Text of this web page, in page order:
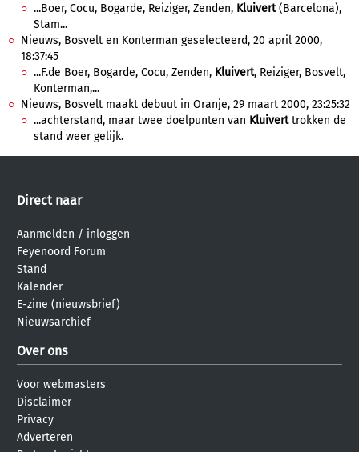
...Boer, Cocu, Bogarde, Reiziger, Zenden, Kluivert(Barcelona),
Stam...
Nieuws, Bosvelt en Konterman geselecteerd, 20 april 2000,
18:37:45
...F.de Boer, Bogarde, Cocu, Zenden, Kluivert, Reiziger, Bosvelt,
Konterman,...
Nieuws, Bosvelt maakt debuut in Oranje, 29 maart 2000, 23:25:32
...achterstand, maar twee doelpunten van Kluiverttrokken de
stand weer gelijk.
Direct naar
Aanmelden / inloggen
Feyenoord Forum
Stand
Kalender
E-zine (nieuwsbrief)
Nieuwsarchief
Over ons
Voor webmasters
Disclaimer
Privacy
Adverteren